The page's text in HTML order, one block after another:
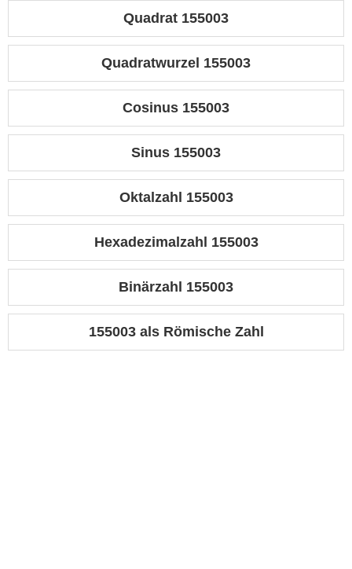
Quadrat 155003
Quadratwurzel 155003
Cosinus 155003
Sinus 155003
Oktalzahl 155003
Hexadezimalzahl 155003
Binärzahl 155003
155003 als Römische Zahl